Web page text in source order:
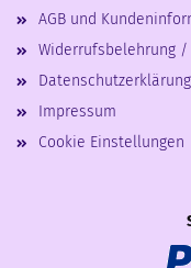
AGB und
Widerrufsbelehrung
Datenschutzerklärung
Impressum
Cookie Einstellungen